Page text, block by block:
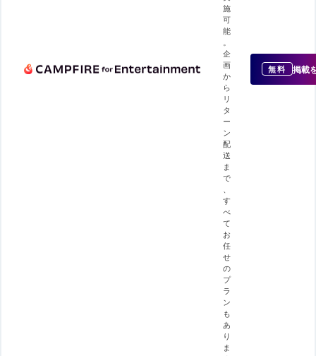
施
可
能
企
画
か
ら
リ
タ
ー
ン
配
送
ま
で
す
べ
て
お
任
せ
の
プ
ラ
ン
も
あ
り
ま
無料 掲載